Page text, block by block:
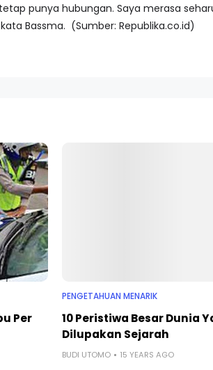
punya hubungan. Saya merasa
Bassma. (Sumber: Republika.co.id)
Per
PENGETAHUAN MENARIK
10 Peristiwa Besar Dunia
Dilupakan Sejarah
BUDI UTOMO 15 YEARS AGO